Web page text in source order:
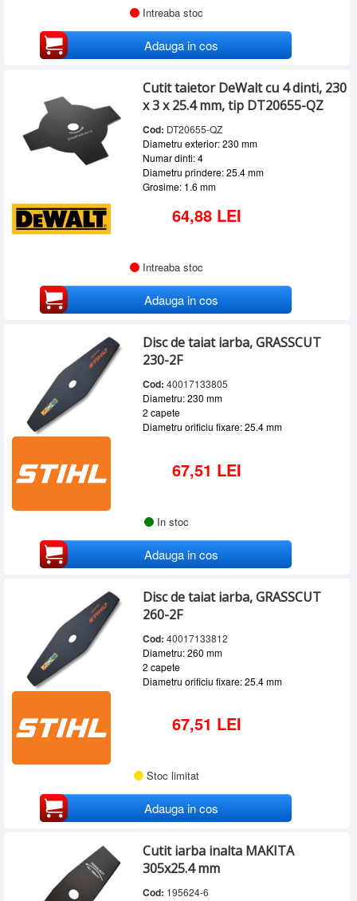
Intreaba stoc
Adauga in cos
Cutit taietor DeWalt cu 4 dinti, 230
x 3 x 25.4 mm, tip DT20655-QZ
Cod: DT20655-QZ
Diametru exterior: 230 mm
Numar dinti: 4
Diametru prindere: 25.4 mm
Grosime: 1.6 mm
64,88 LEI
Intreaba stoc
Adauga in cos
Disc de taiat iarba, GRASSCUT
230-2F
Cod: 40017133805
Diametru: 230 mm
2 capete
Diametru orificiu fixare: 25.4 mm
67,51 LEI
In stoc
Adauga in cos
Disc de taiat iarba, GRASSCUT
260-2F
Cod: 40017133812
Diametru: 260 mm
2 capete
Diametru orificiu fixare: 25.4 mm
67,51 LEI
Stoc limitat
Adauga in cos
Cutit iarba inalta MAKITA
305x25.4 mm
Cod: 195624-6